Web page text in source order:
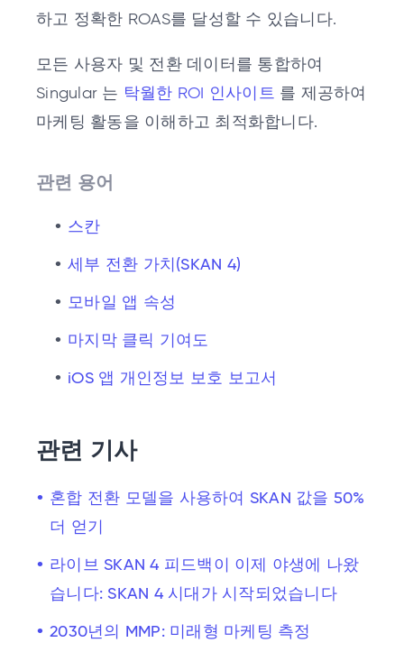
하고 정확한 ROAS를 달성할 수 있습니다.
모든 사용자 및 전환 데이터를 통합하여
Singular 는 탁월한 ROI 인사이트 를 제공하여
마케팅 활동을 이해하고 최적화합니다.
관련 용어
스칸
세부 전환 가치(SKAN 4)
모바일 앱 속성
마지막 클릭 기여도
iOS 앱 개인정보 보호 보고서
관련 기사
혼합 전환 모델을 사용하여 SKAN 값을 50%
더 얻기
라이브 SKAN 4 피드백이 이제 야생에 나왔
습니다: SKAN 4 시대가 시작되었습니다
2030년의 MMP: 미래형 마케팅 측정